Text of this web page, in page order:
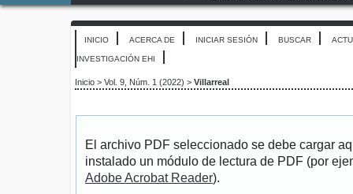
INICIO ACERCA DE INICIAR SESIÓN BUSCAR
INVESTIGACIÓN EHI
Inicio > Vol. 9, Núm. 1 (2022) > Villarreal
El archivo PDF seleccionado se debe cargar
instalado un módulo de lectura de PDF (por
Adobe Acrobat Reader).